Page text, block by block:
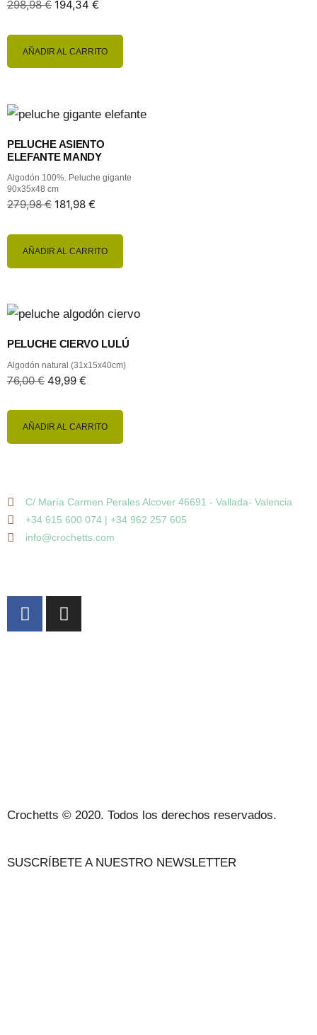
298,98€ 194,34 €
AÑADIR AL CARRITO
PELUCHE ASIENTO
ELEFANTE MANDY
Algodón 100%. Peluche gigante
90x35x48 cm
279,98€ 181,98 €
AÑADIR AL CARRITO
PELUCHE CIERVO LULÚ
Algodón natural (31x15x40cm)
76,00€ 49,99 €
AÑADIR AL CARRITO
C/ María Carmen Perales Alcover 46691 - Vallada- Valencia
+34 615 600 074 | +34 962 257 605
info@crochetts.com
Crochetts © 2020. Todos los derechos reservados.
SUSCRÍBETE A NUESTRO NEWSLETTER